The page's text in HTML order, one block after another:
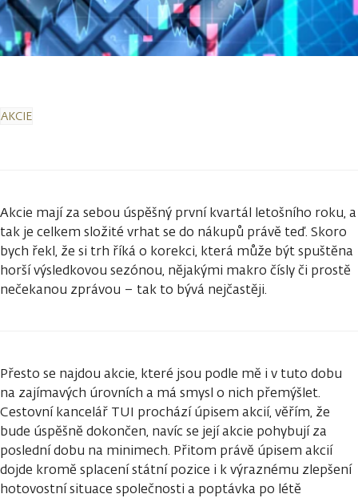
AKCIE
Akcie mají za sebou úspěšný první kvartál letošního roku, a
tak je celkem složité vrhat se do nákupů právě teď. Skoro
bych řekl, že si trh říká o korekci, která může být spuštěna
horší výsledkovou sezónou, nějakými makro čísly či prostě
nečekanou zprávou – tak to bývá nejčastěji.
Přesto se najdou akcie, které jsou podle mě i v tuto dobu
na zajímavých úrovních a má smysl o nich přemýšlet.
Cestovní kancelář TUI prochází úpisem akcií, věřím, že
bude úspěšně dokončen, navíc se její akcie pohybují za
poslední dobu na minimech. Přitom právě úpisem akcií
dojde kromě splacení státní pozice i k výraznému zlepšení
hotovostní situace společnosti a poptávka po létě